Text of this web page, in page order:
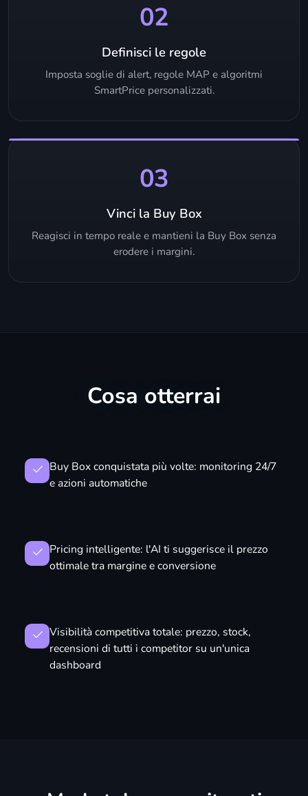
02
Definisci le regole
Imposta soglie di alert, regole MAP e algoritmi
SmartPrice personalizzati.
03
Vinci la Buy Box
Reagisci in tempo reale e mantieni la Buy Box senza
erodere i margini.
Cosa otterrai
Buy Box conquistata più volte: monitoring 24/7
e azioni automatiche
Pricing intelligente: l'AI ti suggerisce il prezzo
ottimale tra margine e conversione
Visibilità competitiva totale: prezzo, stock,
recensioni di tutti i competitor su un'unica
dashboard